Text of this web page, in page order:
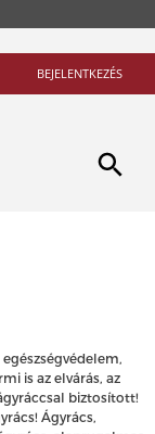
BEJELENTKEZÉS
is az elvárás, az
biztosított!
Ágyrács,